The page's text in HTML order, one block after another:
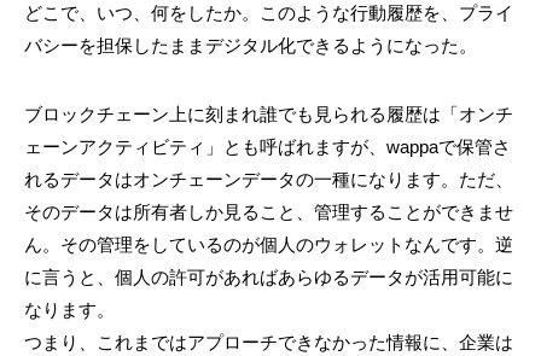
どこで、いつ、何をしたか。このような行動履歴を、プライ
バシーを担保したままデジタル化できるようになった。
ブロックチェーン上に刻まれ誰でも見られる履歴は「オンチ
ェーンアクティビティ」とも呼ばれますが、wappaで保管さ
れるデータはオンチェーンデータの一種になります。ただ、
そのデータは所有者しか見ること、管理することができませ
ん。その管理をしているのが個人のウォレットなんです。逆
に言うと、個人の許可があればあらゆるデータが活用可能に
なります。
つまり、これまではアプローチできなかった情報に、企業は